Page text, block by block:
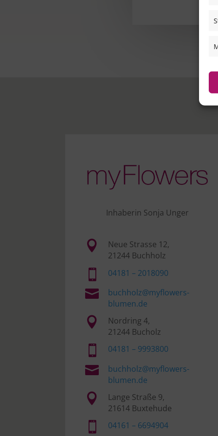
Inhaberin Sonja Unger

Neue Strasse 12,
21244 Buchholz
 04181 – 2018090

buchholz@myflowers-
blumen.de

Nordring 4,
21244 Bucholz
 04181 – 9993800

buchholz@myflowers-
blumen.de

Lange Straße 9,
21614 Buxtehude
 04161 – 6694904